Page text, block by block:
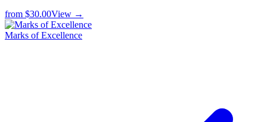
from $30.00View →
Marks of Excellence